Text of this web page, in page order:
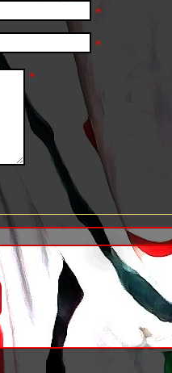
*
*
*